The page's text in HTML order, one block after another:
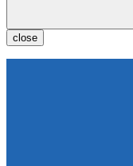
close